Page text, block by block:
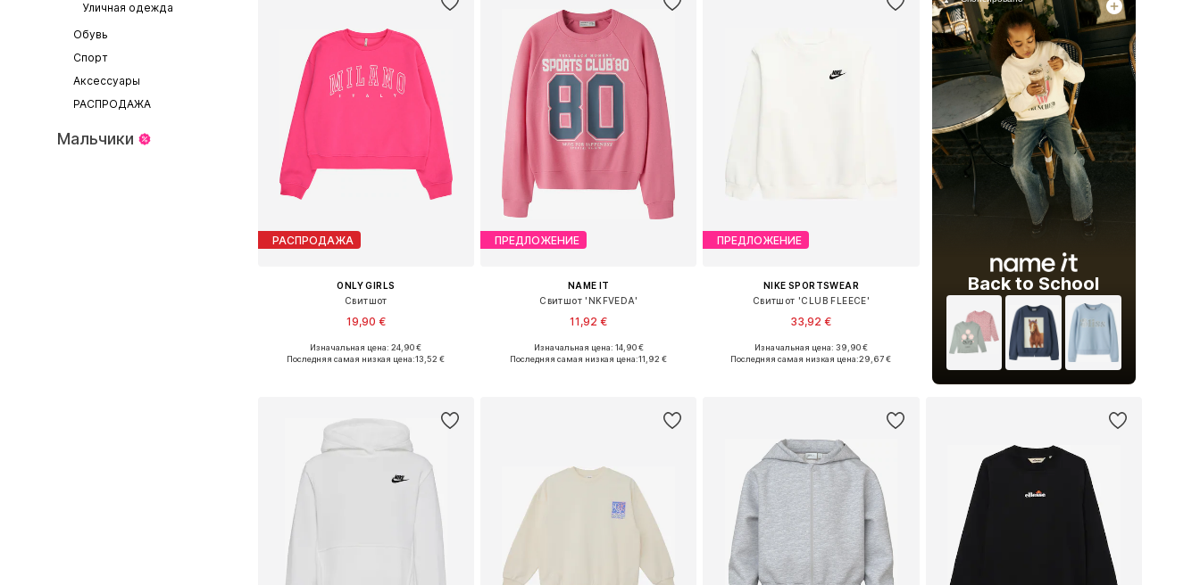
Уличная одежда
Обувь
Спорт
Аксессуары
РАСПРОДАЖА
Мальчики
РАСПРОДАЖА
ONLY GIRLS
Свитшот
19,90 €
+2
Доступно множество размеров
Изначальная цена: 24,90 €
Последняя самая низкая цена:13,52 €
ПРЕДЛОЖЕНИЕ
NAME IT
Свитшот 'NKFVEDA'
11,92 €
Доступно множество размеров
Изначальная цена: 14,90 €
Последняя самая низкая цена:11,92 €
ПРЕДЛОЖЕНИЕ
NIKE SPORTSWEAR
Свитшот 'CLUB FLEECE'
33,92 €
Доступно множество размеров
Изначальная цена: 39,90 €
Последняя самая низкая цена:29,67 €
Back to School